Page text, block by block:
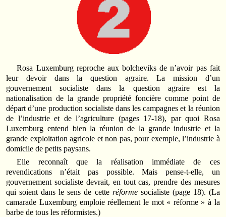
Rosa Luxemburg reproche aux bolcheviks de n’avoir pas fait
leur devoir dans la question agraire. La mission d’un
gouvernement socialiste dans la question agraire est la
nationalisation de la grande propriété foncière comme point de
départ d’une production socialiste dans les campagnes et la réunion
de l’industrie et de l’agriculture (pages 17-18), par quoi Rosa
Luxemburg entend bien la réunion de la grande industrie et la
grande exploitation agricole et non pas, pour exemple, l’industrie à
domicile de petits paysans.
Elle reconnaît que la réalisation immédiate de ces
revendications n’était pas possible. Mais pense-t-elle, un
gouvernement socialiste devrait, en tout cas, prendre des mesures
qui soient dans le sens de cette réformesocialiste (page 18). (La
camarade Luxemburg emploie réellement le mot « réforme » à la
barbe de tous les réformistes.)